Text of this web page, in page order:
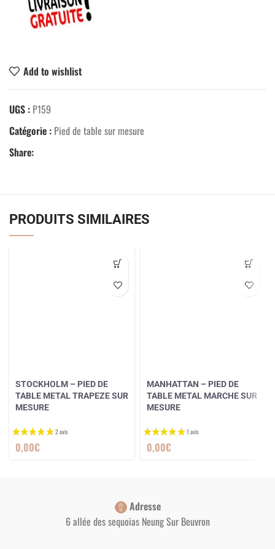
Add to wishlist
UGS : P159
Catégorie : Pied de table sur mesure
Share:
PRODUITS SIMILAIRES
STOCKHOLM – PIED DE
TABLE METAL TRAPEZE SUR
MESURE
0,00€
MANHATTAN – PIED DE
TABLE METAL MARCHE SUR
MESURE
0,00€
Adresse
6 allée des sequoias Neung Sur Beuvron